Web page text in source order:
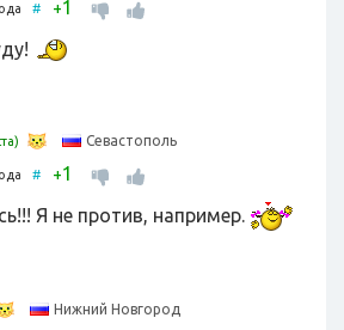
# +1
Севастополь
# +1
Я не против, например.
Нижний Новгород